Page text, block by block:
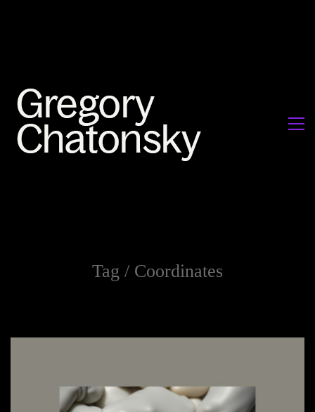
Tag / Coordinates